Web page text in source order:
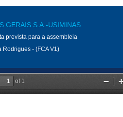
GERAIS S.A.-USIMINAS
prevista para a assembleia
Rodrigues - (FCA V1)